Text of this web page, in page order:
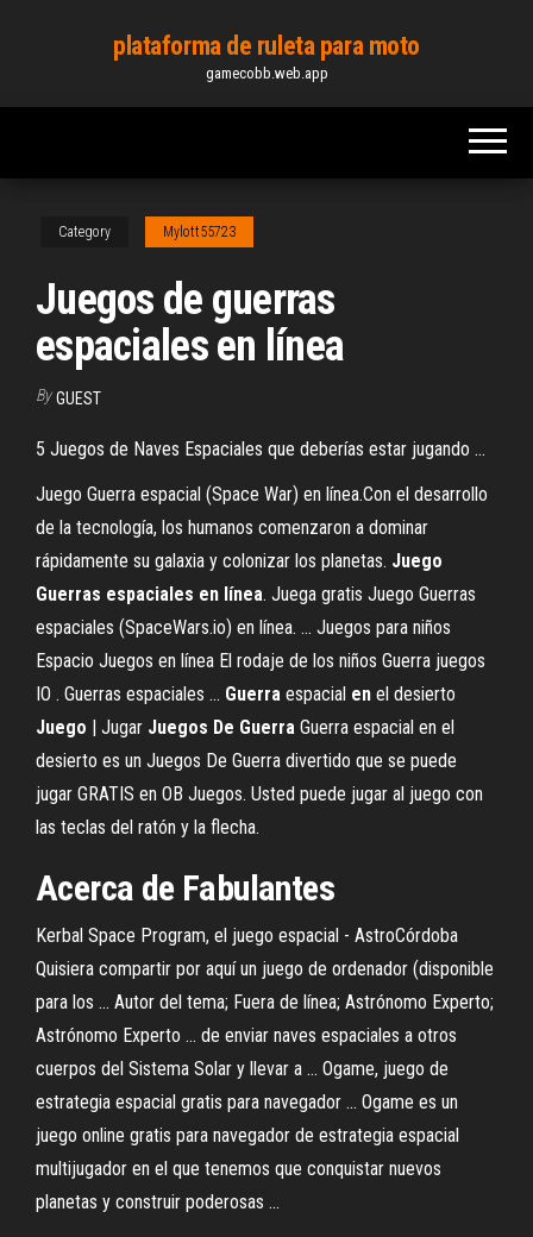
content
plataforma de ruleta para moto
gamecobb.web.app
Category Mylott55723
Juegos de guerras
espaciales en línea
By GUEST
5 Juegos de Naves Espaciales que deberías estar jugando ...
Juego Guerra espacial (Space War) en línea.Con el desarrollo
de la tecnología, los humanos comenzaron a dominar
rápidamente su galaxia y colonizar los planetas. Juego
Guerras espaciales en línea. Juega gratis Juego Guerras
espaciales (SpaceWars.io) en línea. ... Juegos para niños
Espacio Juegos en línea El rodaje de los niños Guerra juegos
IO . Guerras espaciales ... Guerra espacial en el desierto
Juego | Jugar Juegos De Guerra Guerra espacial en el
desierto es un Juegos De Guerra divertido que se puede
jugar GRATIS en OB Juegos. Usted puede jugar al juego con
las teclas del ratón y la flecha.
Acerca deFabulantes
Kerbal Space Program, el juego espacial - AstroCórdoba
Quisiera compartir por aquí un juego de ordenador (disponible
para los ... Autor del tema; Fuera de línea; Astrónomo Experto;
Astrónomo Experto ... de enviar naves espaciales a otros
cuerpos del Sistema Solar y llevar a ... Ogame, juego de
estrategia espacial gratis para navegador ... Ogame es un
juego online gratis para navegador de estrategia espacial
multijugador en el que tenemos que conquistar nuevos
planetas y construir poderosas ...